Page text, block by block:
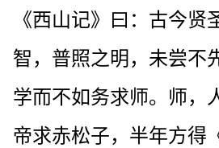
《西山记》曰：古今贤
智，普照之明，未尝不
学而不如务求师。师，
帝求赤松子，半年方得